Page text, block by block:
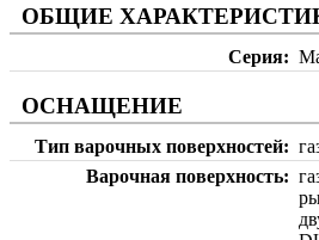
ОБЩИЕ
Серия
ОСНАЩЕНИЕ
Тип варочных поверхностей
Варочная поверхность